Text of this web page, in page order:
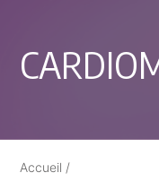
Accueil /